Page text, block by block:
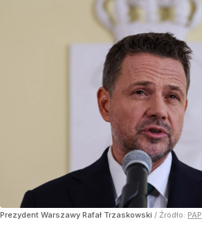
Prezydent Warszawy Rafał Trzaskowski / Źródło: PAP